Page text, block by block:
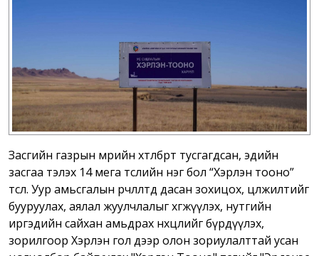
Засгийн газрын мөрийн хөтөлбөрт тусгагдсан, эдийн
засгаа тэлэх 14 мега төслийн нэг бол “Хэрлэн тооно”
төсөл. Уур амьсгалын өөрчлөлтөд дасан зохицох, цөлжилтийг
бууруулах, аялал жуулчлалыг хөгжүүлэх, нутгийн
иргэдийн сайхан амьдрах нөхцөлийг бүрдүүлэх,
зорилгоор Хэрлэн гол дээр олон зориулалттай усан